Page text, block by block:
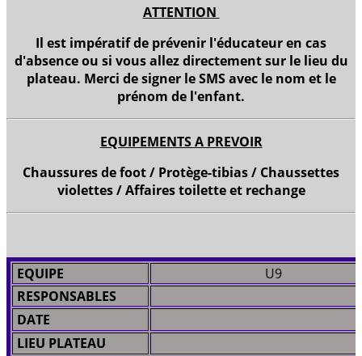
ATTENTION
Il est impératif de prévenir l'éducateur en cas
d'absence ou si vous allez directement sur le lieu du
plateau. Merci de signer le SMS avec le nom et le
prénom de l'enfant.
EQUIPEMENTS A PREVOIR
Chaussures de foot / Protège-tibias / Chaussettes
violettes / Affaires toilette et rechange
EQUIPE
U9
RESPONSABLES
DATE
LIEU PLATEAU